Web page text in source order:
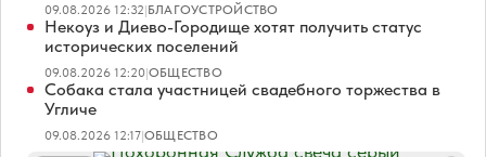
09.08.2026 12:32|БЛАГОУСТРОЙСТВО
Некоуз и Диево-Городище хотят получить статус
исторических поселений
09.08.2026 12:20|ОБЩЕСТВО
Собака стала участницей свадебного торжества в
Угличе
09.08.2026 12:17|ОБЩЕСТВО